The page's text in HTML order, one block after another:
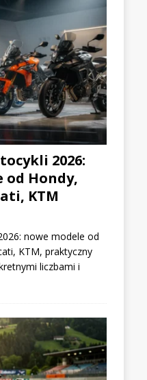
2026:
od Hondy,
KTM
nowe modele od
KTM, praktyczny
liczbami i